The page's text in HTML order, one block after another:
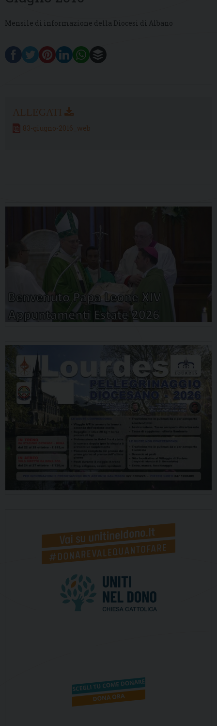
Mensile di informazione della Diocesi di Albano
83-giugno-2016_web